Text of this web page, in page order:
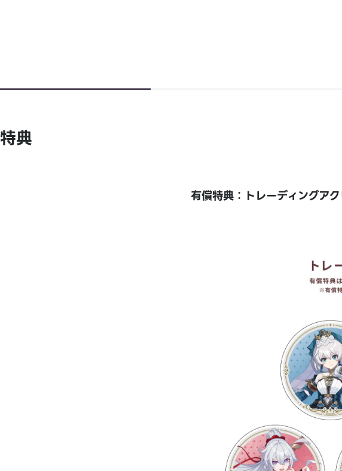
特典
有償特典：トレーディングア